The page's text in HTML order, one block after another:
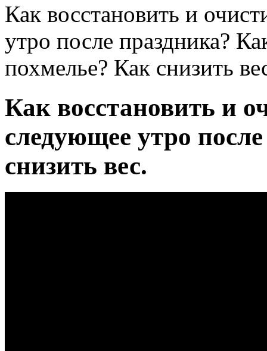
Как восстановить и
утро после праздника?
похмелье? Как снизить
Как восстановить и
следующее утро
снизить вес.